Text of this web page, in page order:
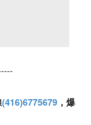
(416)6775679 ，爆